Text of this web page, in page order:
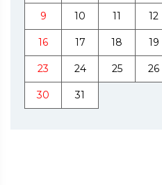
9 10 11 12
16 17 18 19
23 24 25 26
30 31